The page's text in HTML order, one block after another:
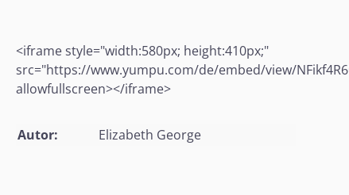
<iframe style="width:580px; height:410px;"
src="https://www.yumpu.com/de/embed/view/
allowfullscreen></iframe>
Autor: Elizabeth George